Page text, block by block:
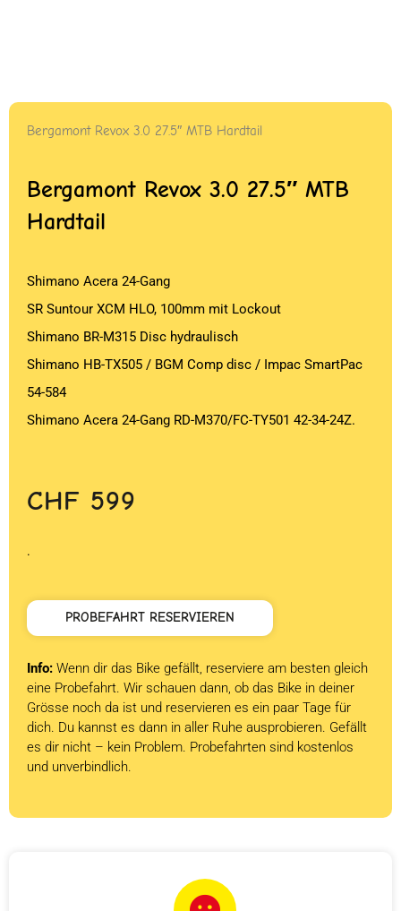
Bergamont Revox 3.0 27.5″ MTB Hardtail
Bergamont Revox 3.0 27.5″ MTB
Hardtail
Shimano Acera 24-Gang
SR Suntour XCM HLO, 100mm mit Lockout
Shimano BR-M315 Disc hydraulisch
Shimano HB-TX505 / BGM Comp disc / Impac SmartPac
54-584
Shimano Acera 24-Gang RD-M370/FC-TY501 42-34-24Z.
CHF 599
.
PROBEFAHRT RESERVIEREN
Info: Wenn dir das Bike gefällt, reserviere am besten gleich
eine Probefahrt. Wir schauen dann, ob das Bike in deiner
Grösse noch da ist und reservieren es ein paar Tage für
dich. Du kannst es dann in aller Ruhe ausprobieren. Gefällt
es dir nicht – kein Problem. Probefahrten sind kostenlos
und unverbindlich.